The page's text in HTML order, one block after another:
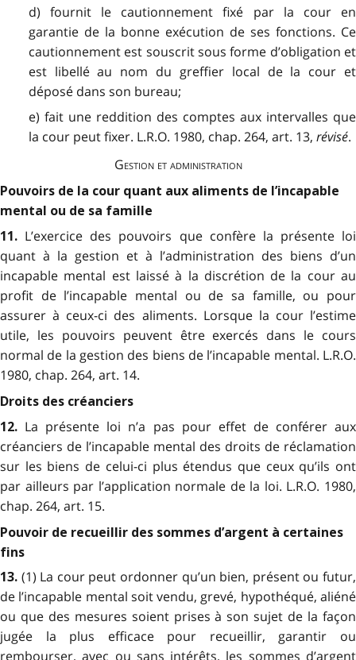
d) fournit le cautionnement fixé par la cour en
garantie de la bonne exécution de ses fonctions. Ce
cautionnement est souscrit sous forme d’obligation et
est libellé au nom du greffier local de la cour et
déposé dans son bureau;
e) fait une reddition des comptes aux intervalles que
la cour peut fixer. L.R.O. 1980, chap. 264, art. 13, révisé.
Gestion et administration
Pouvoirs de la cour quant aux aliments de l’incapable
mental ou de sa famille
11. L’exercice des pouvoirs que confère la présente loi
quant à la gestion et à l’administration des biens d’un
incapable mental est laissé à la discrétion de la cour au
profit de l’incapable mental ou de sa famille, ou pour
assurer à ceux-ci des aliments. Lorsque la cour l’estime
utile, les pouvoirs peuvent être exercés dans le cours
normal de la gestion des biens de l’incapable mental. L.R.O.
1980, chap. 264, art. 14.
Droits des créanciers
12. La présente loi n’a pas pour effet de conférer aux
créanciers de l’incapable mental des droits de réclamation
sur les biens de celui-ci plus étendus que ceux qu’ils ont
par ailleurs par l’application normale de la loi. L.R.O. 1980,
chap. 264, art. 15.
Pouvoir de recueillir des sommes d’argent à certaines
fins
13. (1) La cour peut ordonner qu’un bien, présent ou futur,
de l’incapable mental soit vendu, grevé, hypothéqué, aliéné
ou que des mesures soient prises à son sujet de la façon
jugée la plus efficace pour recueillir, garantir ou
rembourser, avec ou sans intérêts, les sommes d’argent